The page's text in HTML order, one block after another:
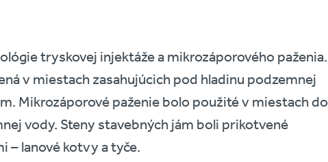
tryskovej injektáže a mikrozáporového paženia.
v miestach zasahujúcich pod hladinu podzemnej
Mikrozáporové paženie bolo použité v miestach do
vody. Steny stavebných jám boli prikotvené
lanové kotvy a tyče.